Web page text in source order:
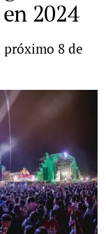
2024
próximo 8 de